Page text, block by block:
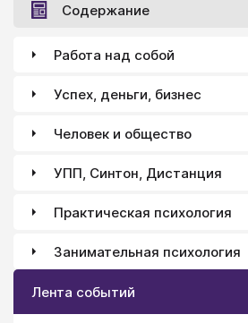
Содержание
Работа над собой
Успех, деньги, бизнес
Человек и общество
УПП, Синтон, Дистанция
Практическая психология
Занимательная психология
Лента событий